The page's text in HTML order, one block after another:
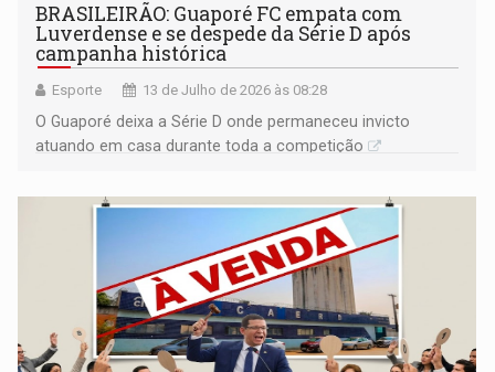
BRASILEIRÃO: Guaporé FC empata com
Luverdense e se despede da Série D após
campanha histórica
Esporte 13 de Julho de 2026 às 08:28
O Guaporé deixa a Série D onde permaneceu invicto
atuando em casa durante toda a competição